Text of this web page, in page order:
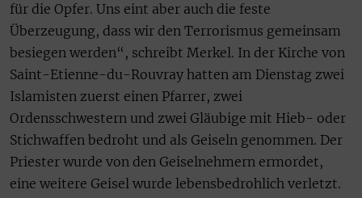
für die Opfer. Uns eint aber auch die feste
Überzeugung, dass wir den Terrorismus gemeinsam
besiegen werden“, schreibt Merkel. In der Kirche von
Saint-Etienne-du-Rouvray hatten am Dienstag zwei
Islamisten zuerst einen Pfarrer, zwei
Ordensschwestern und zwei Gläubige mit Hieb- oder
Stichwaffen bedroht und als Geiseln genommen. Der
Priester wurde von den Geiselnehmern ermordet,
eine weitere Geisel wurde lebensbedrohlich verletzt.